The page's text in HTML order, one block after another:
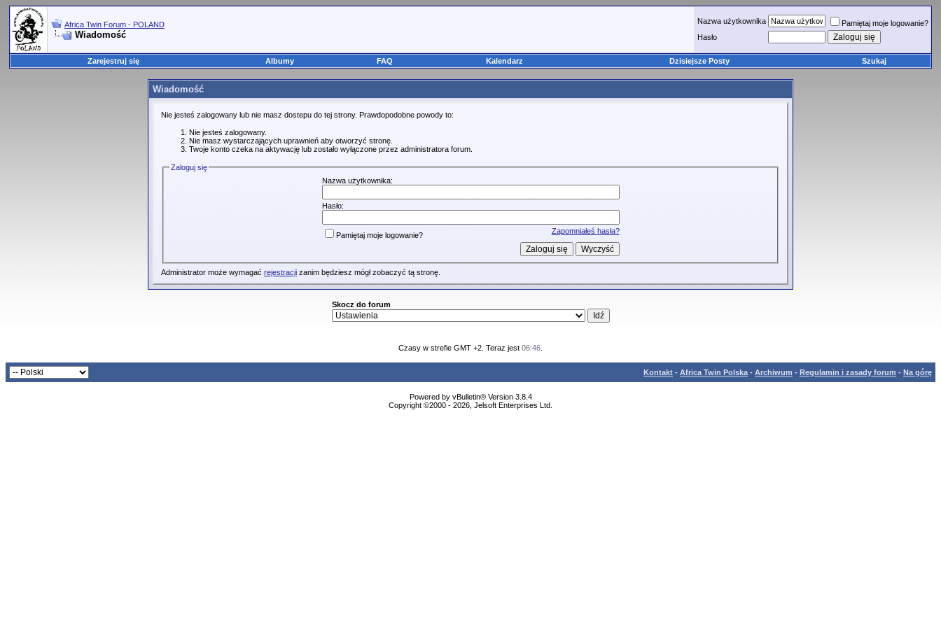
Africa Twin Forum - POLAND
Wiadomość
Nazwa użytkownika
Pamiętaj moje logowanie?
Hasło
Zarejestruj się Albumy FAQ Kalendarz Dzisiejsze Posty Szukaj
Wiadomość
Nie jesteś zalogowany lub nie masz dostepu do tej strony. Prawdopodobne powody to:
Nie jesteś zalogowany.
Nie masz wystarczających uprawnień aby otworzyć stronę.
Twoje konto czeka na aktywację lub zostało wyłączone przez administratora forum.
Zaloguj się
Nazwa użytkownika:
Hasło:
Zapomniałeś hasła?
Pamiętaj moje logowanie?
Administrator może wymagać rejestracji zanim będziesz mógł zobaczyć tą stronę.
Skocz do forum
Czasy w strefie GMT +2. Teraz jest 06:46
Kontakt - Africa Twin Polska - Archiwum - Regulamin i zasady forum - Na górę
Powered by vBulletin® Version 3.8.4
Copyright ©2000 - 2026, Jelsoft Enterprises Ltd.